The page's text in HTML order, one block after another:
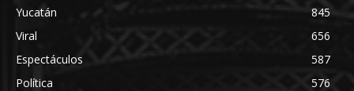
Yucatán
845
Viral
656
Espectáculos
587
Política
576